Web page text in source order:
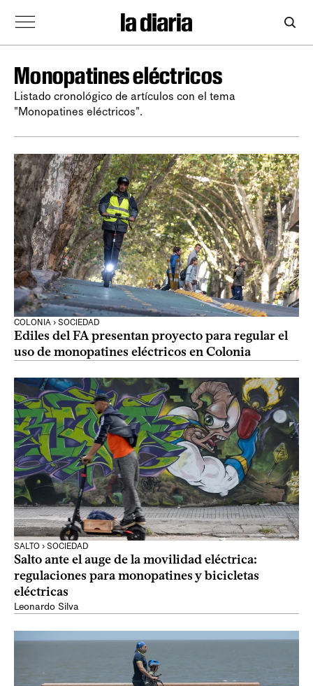
Monopatines eléctricos
Listado cronológico de artículos con el tema
"Monopatines eléctricos".
COLONIA › SOCIEDAD
Ediles del FA presentan proyecto para regular el
uso de monopatines eléctricos en Colonia
SALTO › SOCIEDAD
Salto ante el auge de la movilidad eléctrica:
regulaciones para monopatines y bicicletas
eléctricas
Leonardo Silva